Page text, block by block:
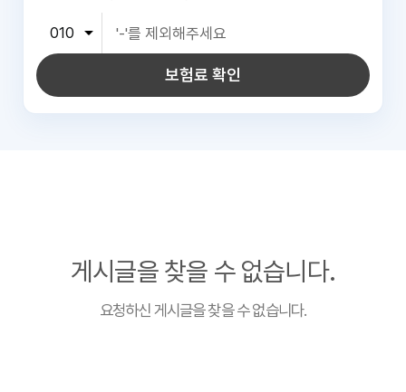
보험료 확인
게시글을 찾을 수 없습니다.
요청하신 게시글을 찾을 수 없습니다.